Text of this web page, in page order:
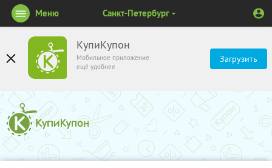
КупиКупон
Мобильное приложение
ещё удобнее
Загрузить
Меню Санкт-Петербург